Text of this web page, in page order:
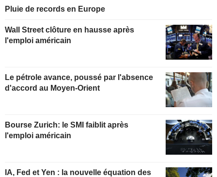
Pluie de records en Europe
Wall Street clôture en hausse après
l'emploi américain
Le pétrole avance, poussé par l'absence
d'accord au Moyen-Orient
Bourse Zurich: le SMI faiblit après
l'emploi américain
IA, Fed et Yen : la nouvelle équation des